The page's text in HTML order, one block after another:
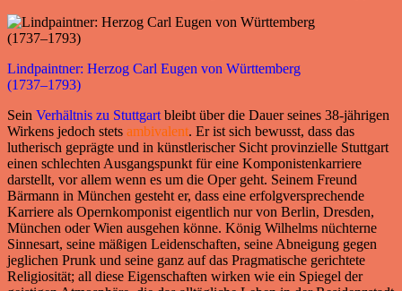
Lindpaintner: Herzog Carl Eugen von Württemberg
(1737–1793)
Sein Verhältnis zu Stuttgart bleibt über die Dauer seines 38-jährigen
Wirkens jedoch stets ambivalent. Er ist sich bewusst, dass das
lutherisch geprägte und in künstlerischer Sicht provinzielle Stuttgart
einen schlechten Ausgangspunkt für eine Komponistenkarriere
darstellt, vor allem wenn es um die Oper geht. Seinem Freund
Bärmann in München gesteht er, dass eine erfolgversprechende
Karriere als Opernkomponist eigentlich nur von Berlin, Dresden,
München oder Wien ausgehen könne. König Wilhelms nüchterne
Sinnesart, seine mäßigen Leidenschaften, seine Abneigung gegen
jeglichen Prunk und seine ganz auf das Pragmatische gerichtete
Religiosität; all diese Eigenschaften wirken wie ein Spiegel der